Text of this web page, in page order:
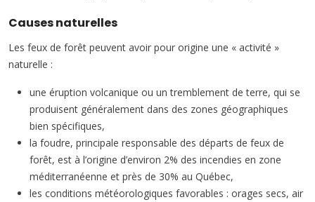
Causes naturelles
Les feux de forêt peuvent avoir pour origine une « activité »
naturelle :
une éruption volcanique ou un tremblement de terre, qui se
produisent généralement dans des zones géographiques
bien spécifiques,
la foudre, principale responsable des départs de feux de
forêt, est à l’origine d’environ 2% des incendies en zone
méditerranéenne et près de 30% au Québec,
les conditions météorologiques favorables : orages secs, air